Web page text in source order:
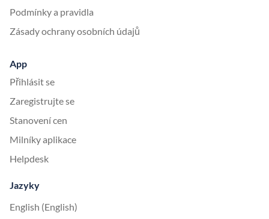
Podmínky a pravidla
Zásady ochrany osobních údajů
App
Přihlásit se
Zaregistrujte se
Stanovení cen
Milníky aplikace
Helpdesk
Jazyky
English (English)